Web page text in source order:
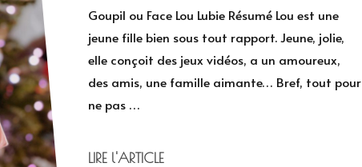
ou
de
Lou
Lubie
Goupil ou Face Lou Lubie Résumé Lou est une
jeune fille bien sous tout rapport. Jeune, jolie,
elle conçoit des jeux vidéos, a un amoureux,
des amis, une famille aimante… Bref, tout pour
ne pas …
LIRE l'ARTICLE